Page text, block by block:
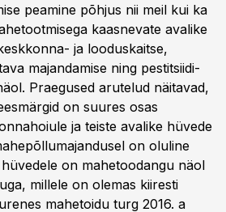
peamine põhjus nii meil kui ka
kaasnevate avalike
ja looduskaitse,
majandamise ning pestitsiidi-
Praegused arutelud näitavad,
on suures osas
ja teiste avalike hüvede
on oluline
on mahetoodangu näol
millele on olemas kiiresti
mahetoidu turg 2016. a